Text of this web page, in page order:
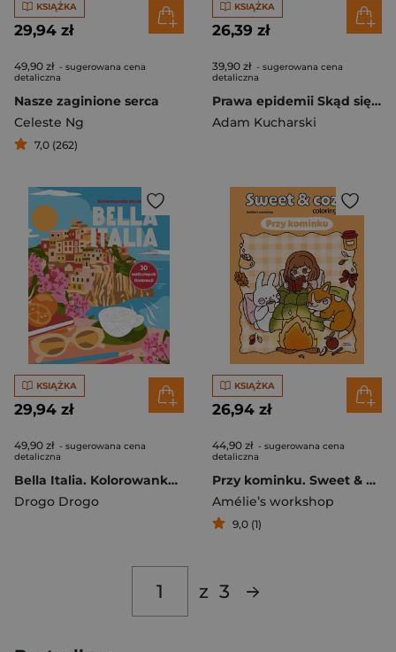
KSIĄŻKA
29,94 zł
49,90 zł - sugerowana cena
detaliczna
Nasze zaginione serca
Celeste Ng
7,0 (262)
KSIĄŻKA
26,39 zł
39,90 zł - sugerowana cena
detaliczna
Prawa epidemii Skąd się epidemie biorą i czemu wygasają? Co wspólnego mają wirusy, idee i fake newsy
Adam Kucharski
KSIĄŻKA
29,94 zł
49,90 zł - sugerowana cena
detaliczna
Bella Italia. Kolorowanka po numerach. Relacja Relaks
Drogo Drogo
KSIĄŻKA
26,94 zł
44,90 zł - sugerowana cena
detaliczna
Przy kominku. Sweet & cozy coloring. Relacja Relaks
Amélie’s workshop
9,0 (1)
z 3